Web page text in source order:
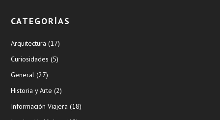
CATEGORÍAS
Arquitectura (17)
Curiosidades (5)
General (27)
Historia y Arte (2)
Información Viajera (18)